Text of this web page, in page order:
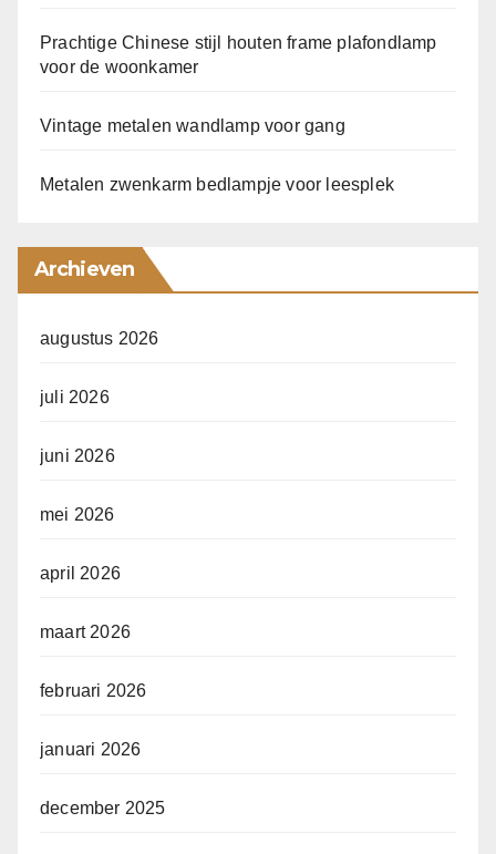
Prachtige Chinese stijl houten frame plafondlamp
voor de woonkamer
Vintage metalen wandlamp voor gang
Metalen zwenkarm bedlampje voor leesplek
Archieven
augustus 2026
juli 2026
juni 2026
mei 2026
april 2026
maart 2026
februari 2026
januari 2026
december 2025